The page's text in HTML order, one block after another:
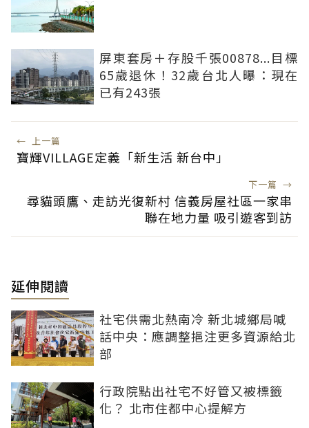
屏東套房＋存股千張00878...目標
65歲退休！32歲台北人曝：現在
已有243張
← 上一篇
寶輝VILLAGE定義「新生活 新台中」
下一篇 →
尋貓頭鷹、走訪光復新村 信義房屋社區一家串
聯在地力量 吸引遊客到訪
延伸閱讀
社宅供需北熱南冷 新北城鄉局喊
話中央：應調整挹注更多資源給北
部
行政院點出社宅不好管又被標籤
化？ 北市住都中心提解方